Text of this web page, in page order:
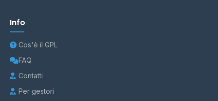
Info
Cos'è il GPL
FAQ
Contatti
Per gestori